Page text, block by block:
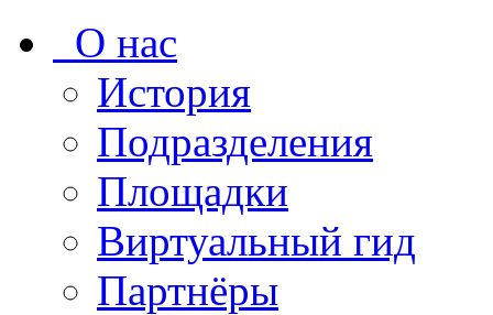
О нас
История
Подразделения
Площадки
Виртуальный гид
Партнёры